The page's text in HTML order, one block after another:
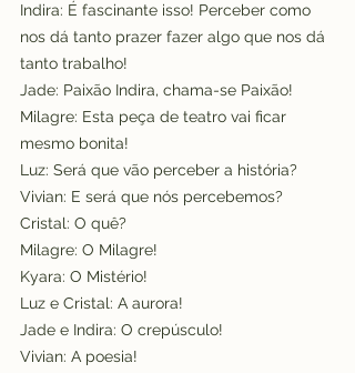
Indira: É fascinante isso! Perceber como
nos dá tanto prazer fazer algo que nos dá
tanto trabalho!
Jade: Paixão Indira, chama-se Paixão!
Milagre: Esta peça de teatro vai ficar
mesmo bonita!
Luz: Será que vão perceber a história?
Vivian: E será que nós percebemos?
Cristal: O quê?
Milagre: O Milagre!
Kyara: O Mistério!
Luz e Cristal: A aurora!
Jade e Indira: O crepúsculo!
Vivian: A poesia!